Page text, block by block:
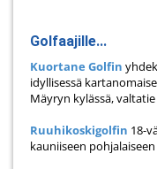
Golfaajille...
Kuortane Golfin
idyllisessä
Mäyryn kylässä,
Ruuhikoskigolfin 18-
kauniiseen